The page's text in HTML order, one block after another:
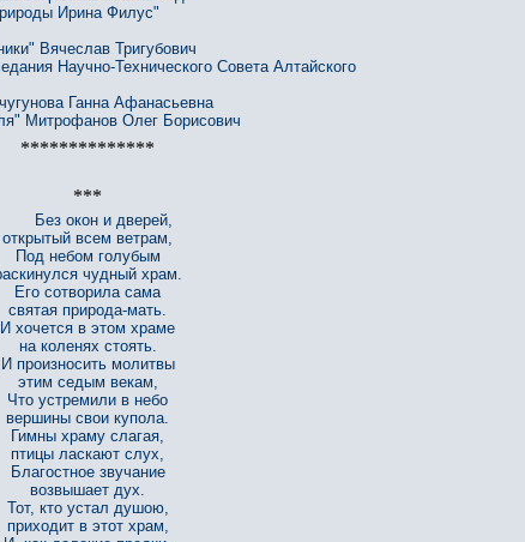
Ирина Филус"
Вячеслав Тригубович
Научно-Технического Совета Алтайского
Ганна Афанасьевна
Митрофанов Олег Борисович
**************
***
Без окон и дверей,
открытый всем ветрам,
Под небом голубым
чудный храм.
Его сотворила сама
святая природа-мать.
И хочется в этом храме
на коленях стоять.
И произносить молитвы
этим седым векам,
Что устремили в небо
вершины свои купола.
Гимны храму слагая,
птицы ласкают слух,
Благостное звучание
возвышает дух.
Тот, кто устал душою,
приходит в этот храм,